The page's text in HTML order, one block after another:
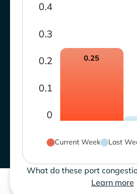
0
0.1
0.2
0.3
0.4
0.25
Current Week Last
What do these port
Learn more